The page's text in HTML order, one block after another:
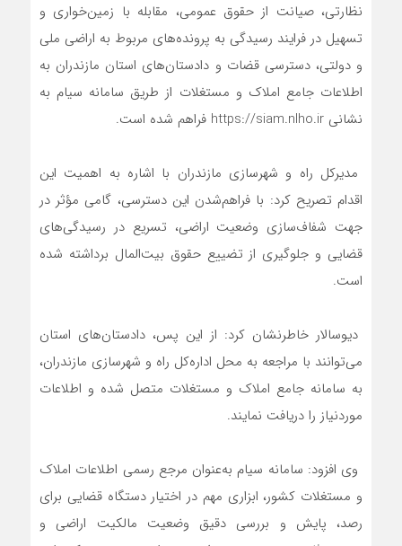
نظارتی، صیانت از حقوق عمومی، مقابله با زمین‌خواری و
تسهیل در فرایند رسیدگی به پرونده‌های مربوط به اراضی ملی
و دولتی، دسترسی قضات و دادستان‌های استان مازندران به
اطلاعات جامع املاک و مستغلات از طریق سامانه سیام به
نشانی https://siam.nlho.ir فراهم شده است.
مدیرکل راه و شهرسازی مازندران با اشاره به اهمیت این
اقدام تصریح کرد: با فراهم‌شدن این دسترسی، گامی مؤثر در
جهت شفاف‌سازی وضعیت اراضی، تسریع در رسیدگی‌های
قضایی و جلوگیری از تضییع حقوق بیت‌المال برداشته شده
است.
دیوسالار خاطرنشان کرد: از این پس، دادستان‌های استان
می‌توانند با مراجعه به محل اداره‌کل راه و شهرسازی مازندران،
به سامانه جامع املاک و مستغلات متصل شده و اطلاعات
موردنیاز را دریافت نمایند.
وی افزود: سامانه سیام به‌عنوان مرجع رسمی اطلاعات املاک
و مستغلات کشور، ابزاری مهم در اختیار دستگاه قضایی برای
رصد، پایش و بررسی دقیق وضعیت مالکیت اراضی و